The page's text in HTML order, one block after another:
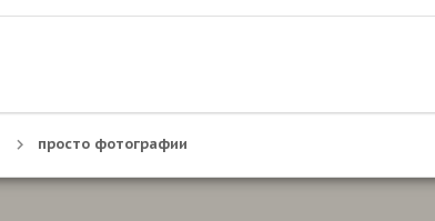
просто фотографии